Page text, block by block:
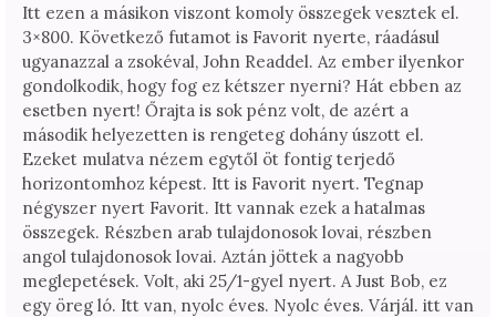
Itt ezen a másikon viszont komoly összegek vesztek el.
3×800. Következő futamot is Favorit nyerte, ráadásul
ugyanazzal a zsokéval, John Readdel. Az ember ilyenkor
gondolkodik, hogy fog ez kétszer nyerni? Hát ebben az
esetben nyert! Őrajta is sok pénz volt, de azért a
második helyezetten is rengeteg dohány úszott el.
Ezeket mulatva nézem egytől öt fontig terjedő
horizontomhoz képest. Itt is Favorit nyert. Tegnap
négyszer nyert Favorit. Itt vannak ezek a hatalmas
összegek. Részben arab tulajdonosok lovai, részben
angol tulajdonosok lovai. Aztán jöttek a nagyobb
meglepetések. Volt, aki 25/1-gyel nyert. A Just Bob, ez
egy öreg ló. Itt van, nyolc éves. Nyolc éves. Várjál. itt van